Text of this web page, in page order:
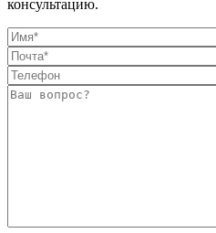
консультацию.